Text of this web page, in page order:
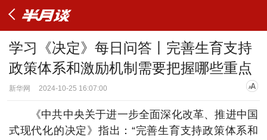
学习《决定》每日问答丨完善生育支持
政策体系和激励机制需要把握哪些重点
新华网 2024-10-25 16:07:00
《中共中央关于进一步全面深化改革、推进中国
式现代化的决定》指出：“完善生育支持政策体系和